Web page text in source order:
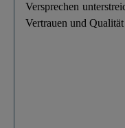
Geschirrbrause
Versprechen
Vertrauen und